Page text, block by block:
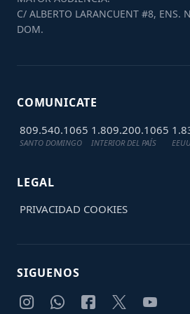
C/ ALBERTO LARANCUENT #8, ENS.
DOM.
COMUNICATE
809.540.1065
SANTO DOMINGO
1.809.200.1065
INTERIOR DEL PAÍS
LEGAL
PRIVACIDAD COOKIES
SIGUENOS